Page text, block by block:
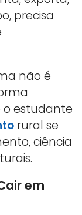
precisa
não é
o estudante
rural se
ciência
em